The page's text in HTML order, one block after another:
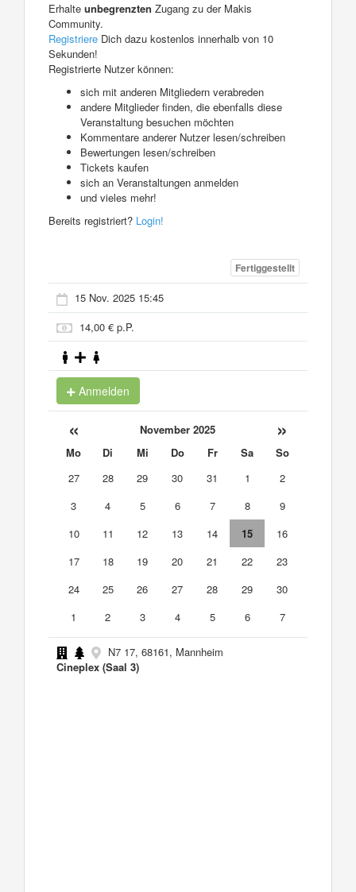
Erhalte unbegrenzten Zugang zu der Makis
Community.
Registriere Dich dazu kostenlos innerhalb von 10
Sekunden!
Registrierte Nutzer können:
sich mit anderen Mitgliedern verabreden
andere Mitglieder finden, die ebenfalls diese
Veranstaltung besuchen möchten
Kommentare anderer Nutzer lesen/schreiben
Bewertungen lesen/schreiben
Tickets kaufen
sich an Veranstaltungen anmelden
und vieles mehr!
Bereits registriert? Login!
Fertiggestellt
15 Nov. 2025 15:45
14,00 € p.P.
Anmelden
« November 2025 »
Mo Di Mi Do Fr Sa
So
27
28 29 30 31 1
2
3
4 5 6 7 8
9
10
11 12 13 14 15
16
17
18 19 20 21 22
23
24
25 26 27 28 29
30
1
2 3 4 5 6 7
N7 17, 68161, Mannheim
Cineplex (Saal 3)